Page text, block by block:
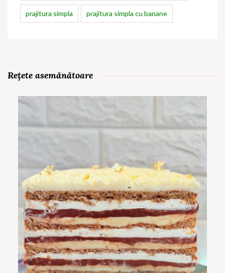
prajitura simpla prajitura simpla cu banane
Rețete asemănătoare